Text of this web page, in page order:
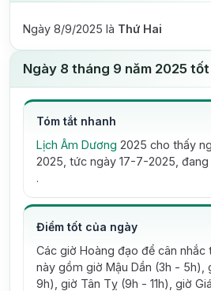
Ngày 8/9/2025 là Thứ Hai
Ngày 8 tháng 9 năm 2025 tốt
Tóm tắt nhanh
Lịch Âm Dương 2025 cho thấy
2025, tức ngày 17-7-2025, đang
.
Điểm tốt của ngày
Các giờ Hoàng đạo để cân
này gồm giờ Mậu Dần (3h - 5h),
9h), giờ Tân Tỵ (9h - 11h), giờ